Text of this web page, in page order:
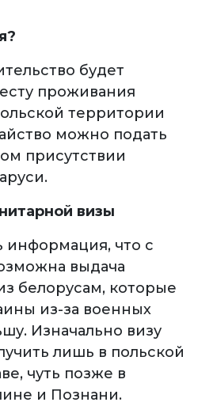
будет
проживания
территории
можно подать
присутствии
визы
информация, что с
выдача
белорусам, которые
из-за военных
Изначально визу
лишь в польской
чуть позже в
и Познани.